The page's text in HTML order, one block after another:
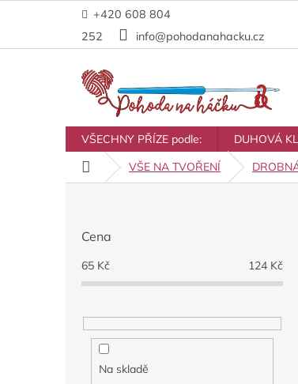
+420 608 804
252
info@pohodanahacku.cz
VŠECHNY PŘÍZE podle: DUHOVÁ
Domů VŠE NA TVOŘENÍ
Cena
65 Kč 124 Kč
Na skladě